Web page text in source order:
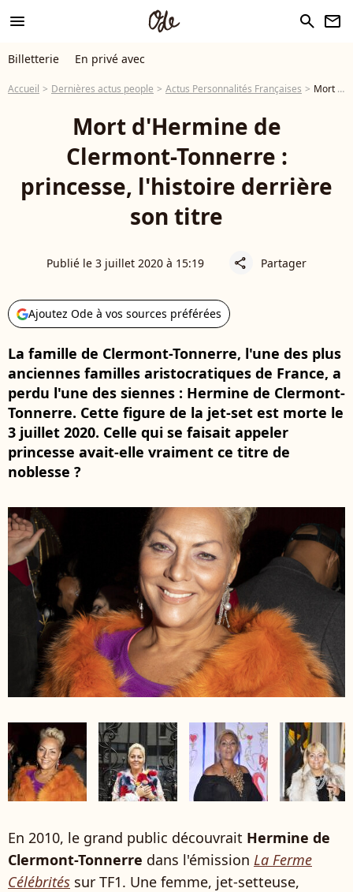
menu search newsletter
Billetterie En privé avec
Accueil Dernières actus people Actus Personnalités Françaises Mort d'Hermine de Clermont-Tonnerre : princesse, l'histoire derrière son titre
Mort d'Hermine de
Clermont-Tonnerre :
princesse, l'histoire derrière
son titre
Publié le 3 juillet 2020 à 15:19 share Partager
Ajoutez Ode à vos sources préférées
La famille de Clermont-Tonnerre, l'une des plus
anciennes familles aristocratiques de France, a
perdu l'une des siennes : Hermine de Clermont-
Tonnerre. Cette figure de la jet-set est morte le
3 juillet 2020. Celle qui se faisait appeler
princesse avait-elle vraiment ce titre de
noblesse ?
En 2010, le grand public découvrait Hermine de
Clermont-Tonnerre dans l'émission La Ferme
Célébrités sur TF1. Une femme, jet-setteuse,